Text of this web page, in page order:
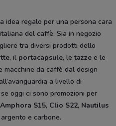
idea regalo per una persona cara
del caffè. Sia in negozio
tra diversi prodotti dello
, il portacapsule, letazze e le
macchine da caffè dal design
a livello di
oggi ci sono promozioni per
Amphora S15, Clio S22, Nautilus
e carbone.